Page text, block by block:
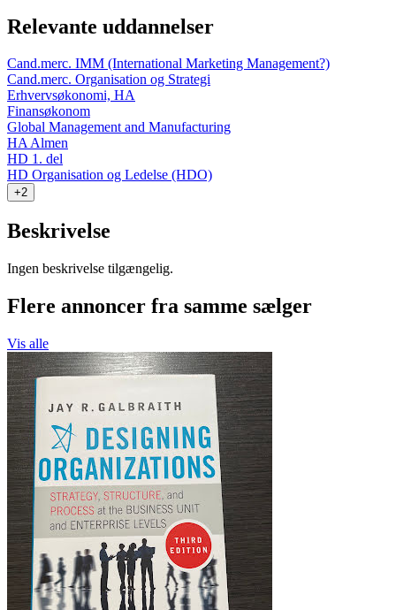
Relevante uddannelser
Cand.merc. IMM (International Marketing Management?)
Cand.merc. Organisation og Strategi
Erhvervsøkonomi, HA
Finansøkonom
Global Management and Manufacturing
HA Almen
HD 1. del
HD Organisation og Ledelse (HDO)
+2
Beskrivelse
Ingen beskrivelse tilgængelig.
Flere annoncer fra samme sælger
Vis alle